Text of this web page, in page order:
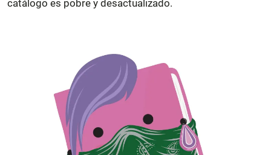
catálogo es pobre y desactualizado.